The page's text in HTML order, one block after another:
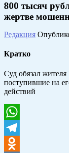
800 тысяч
жертве
Редакция
Кратко
Суд обязал
поступившие на
действий
WhatsApp
Telegram